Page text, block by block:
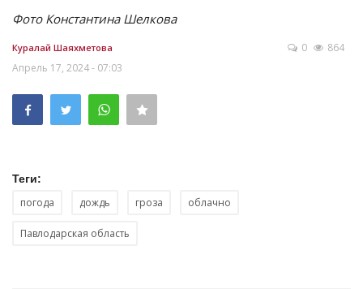
Фото Константина Шелкова
Куралай Шаяхметова
Апрель 17, 2024 - 07:03
0 864
Теги:
погода дождь гроза облачно
Павлодарская область